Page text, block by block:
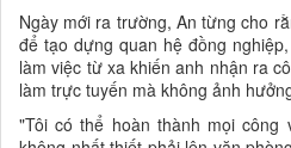
Ngày mới ra trường, An từng cho
để tạo dựng quan hệ đồng
làm việc từ xa khiến anh nhận ra
làm trực tuyến mà không ảnh
"Tôi có thể hoàn thành mọi